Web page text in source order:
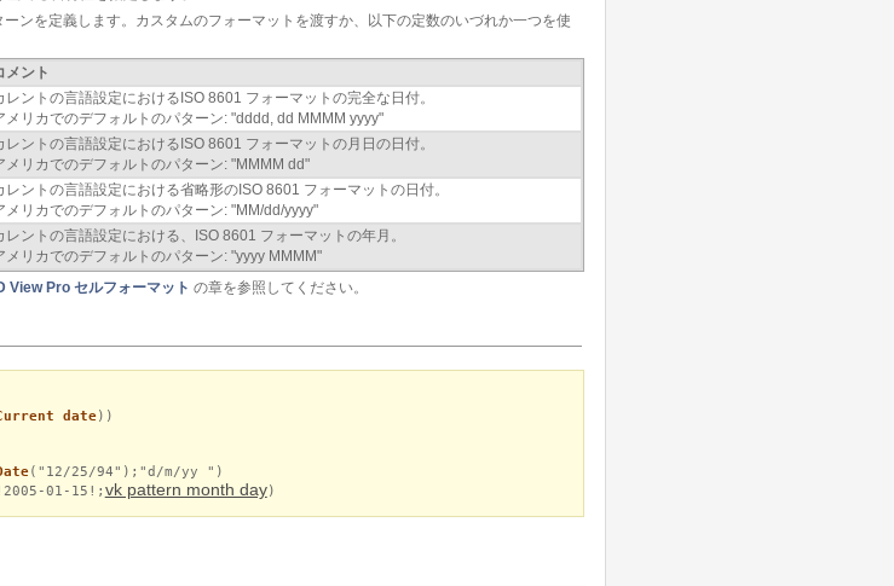
ンを定義します。カスタムのフォーマットを渡すか、以下の定数のいづれか一つを使
メント
レントの言語設定におけるISO 8601 フォーマットの完全な日付。
メリカでのデフォルトのパターン: "dddd, dd MMMM yyyy"
レントの言語設定におけるISO 8601 フォーマットの月日の日付。
メリカでのデフォルトのパターン: "MMMM dd"
レントの言語設定における省略形のISO 8601 フォーマットの日付。
メリカでのデフォルトのパターン: "MM/dd/yyyy"
レントの言語設定における、ISO 8601 フォーマットの年月。
メリカでのデフォルトのパターン: "yyyy MMMM"
View Pro セルフォーマット の章を参照してください。
date))
("12/25/94");"d/m/yy ")
01-15!; vk pattern month day)